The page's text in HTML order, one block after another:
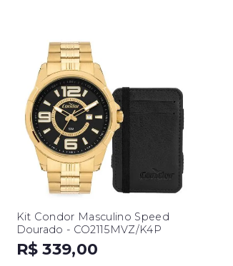
Kit Condor Masculino Speed
Dourado - CO2115MVZ/K4P
R$ 339,00